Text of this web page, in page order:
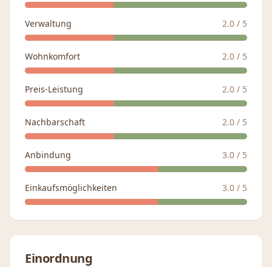
Verwaltung 2.0 / 5
Wohnkomfort 2.0 / 5
Preis-Leistung 2.0 / 5
Nachbarschaft 2.0 / 5
Anbindung 3.0 / 5
Einkaufsmöglichkeiten 3.0 / 5
Einordnung